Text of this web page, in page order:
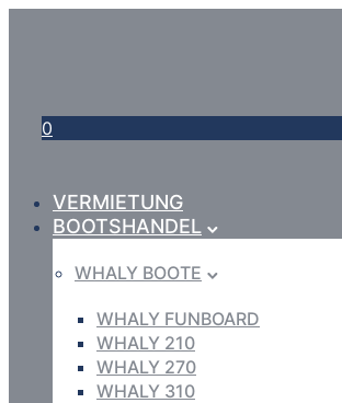
0
VERMIETUNG
BOOTSHANDEL
WHALY BOOTE
WHALY FUNBOARD
WHALY 210
WHALY 270
WHALY 310